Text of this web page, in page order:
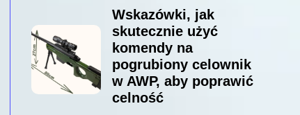
Wskazówki, jak
skutecznie użyć
komendy na
pogrubiony celownik
w AWP, aby poprawić
celność